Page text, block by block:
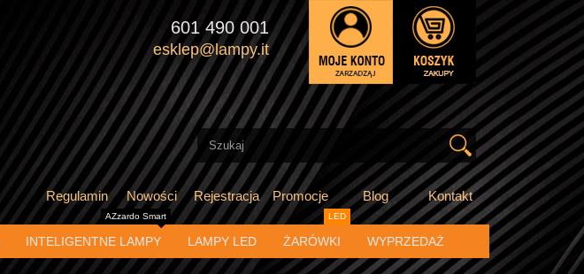
601 490 001
esklep@lampy.it
Regulamin Nowości Rejestracja Promocje Blog Kontakt
INTELIGENTNE LAMPY
AZzardo Smart
LAMPY LED ŻARÓWKI
LED
WYPRZEDAŻ